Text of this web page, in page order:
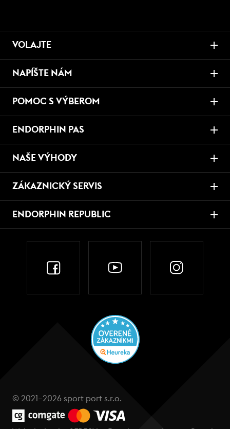
VOLAJTE
NAPÍŠTE NÁM
POMOC S VÝBEROM
ENDORPHIN PAS
NAŠE VÝHODY
ZÁKAZNICKÝ SERVIS
ENDORPHIN REPUBLIC
© 2021–2026 sport port s.r.o.